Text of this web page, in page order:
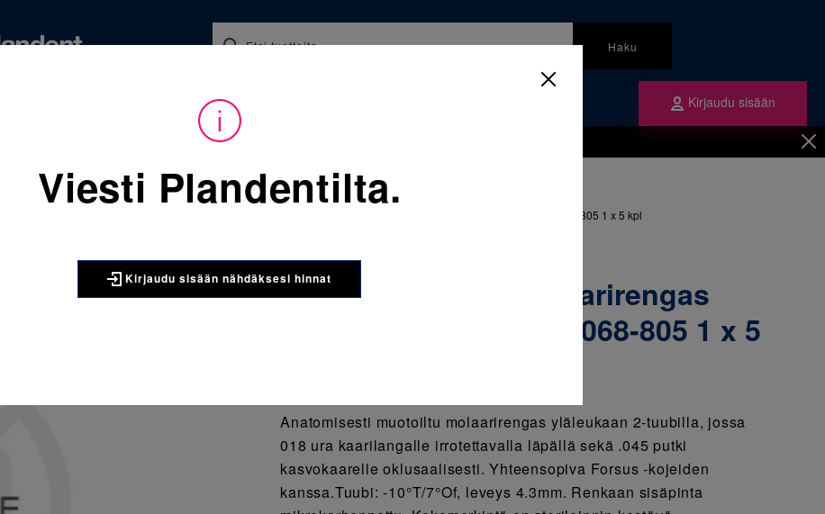
Haku
Ajankohtaista Kirjaudu sisään
Kirjaudu sisään nähdäksesi hinnat. Tarvitsetko tunnukset verkkokauppaan? Tilaa ne
Sijainti:Tarvikkeet / Oikominen
068-805-952-163 Molaarirengas yläleuka vasen 31+ & 068-805 1 x 5 kpl
3M UNITEK
068-805-952-163 Molaarirengas
yläleuka vasen 31+ & 068-805 1 x 5
Anatomisesti muotoiltu molaarirengas yläleukaan 2-tuubilla, jossa
018 ura kaarilangalle irrotettavalla läpällä sekä .045 putki
kasvokaarelle oklusaalisesti. Yhteensopiva Forsus -kojeiden
kanssa.Tuubi: -10°T/7°Of, leveys 4.3mm. Renkaan sisäpinta
Viesti Plandentilta.
Kirjaudu sisään nähdäksesi hinnat